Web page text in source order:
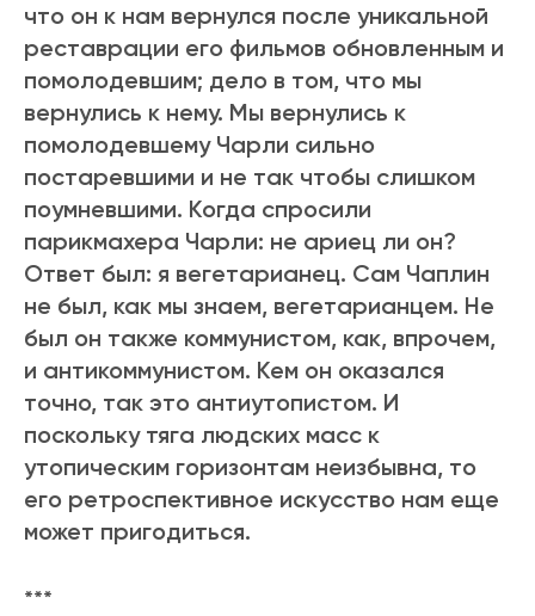
что он к нам вернулся после уникальной
реставрации его фильмов обновленным и
помолодевшим; дело в том, что мы
вернулись к нему. Мы вернулись к
помолодевшему Чарли сильно
постаревшими и не так чтобы слишком
поумневшими. Когда спросили
парикмахера Чарли: не ариец ли он?
Ответ был: я вегетарианец. Сам Чаплин
не был, как мы знаем, вегетарианцем. Не
был он также коммунистом, как, впрочем,
и антикоммунистом. Кем он оказался
точно, так это антиутопистом. И
поскольку тяга людских масс к
утопическим горизонтам неизбывна, то
его ретроспективное искусство нам еще
может пригодиться.
***